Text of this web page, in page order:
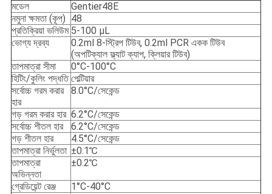
মডেল
Gentier48E
নমুনা ক্ষমতা (কূপ) 48
প্রতিক্রিয়া ভলিউম 5-100 μL
ভোগ্য দ্রব্য
0.2ml 8-স্ট্রিপ টিউব, 0.2ml PCR একক টিউব
(অপটিক্যাল ফ্ল্যাট ক্যাপ, ক্লিয়ার টিউব)
তাপমাত্রা সীমা
0°C-100°C
হিটিং/কুলিং পদ্ধতি পেল্টিয়ার
সর্বোচ্চ গরম করার
হার
8.0°C/সেকেন্ড
গড় গরম করার হার 6.2°C/সেকেন্ড
সর্বোচ্চ শীতল হার
6.2°C/সেকেন্ড
গড় শীতল হার
4.5°C/সেকেন্ড
তাপমাত্রা নির্ভুলতা ±0.1℃
তাপমাত্রা
অভিন্নতা
±0.2℃
গ্রেডিয়েন্ট রেঞ্জ
1°C-40°C